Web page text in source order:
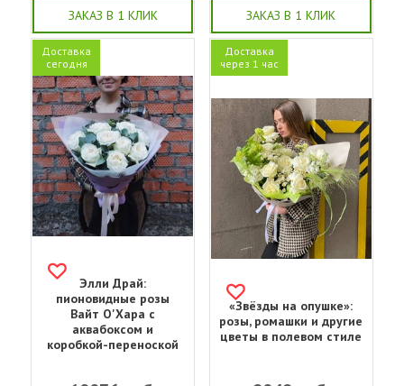
ЗАКАЗ В 1 КЛИК ЗАКАЗ В 1 КЛИК
Доставка
сегодня
Элли Драй:
пионовидные розы
Вайт О'Хара с
аквабоксом и
коробкой-переноской
Доставка
через 1 час
«Звёзды на опушке»:
розы, ромашки и другие
цветы в полевом стиле